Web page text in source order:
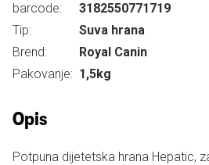
barcode:
3182550771719
Tip:
Suva hrana
Brend:
Royal Canin
Pakovanje: 1,5kg
Opis
Potpuna dijetetska hrana Hepatic,